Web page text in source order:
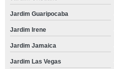
Jardim Guaripocaba
Jardim Irene
Jardim Jamaica
Jardim Las Vegas